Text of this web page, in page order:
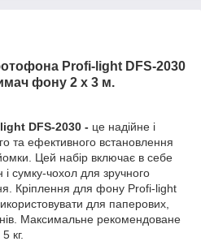
Profi-light DFS-2030
фону 2 х 3 м.
DFS-2030 - це надійне і
та ефективного встановлення
Цей набір включає в себе
сумку-чохол для зручного
Кріплення для фону Profi-light
для паперових,
Максимальне рекомендоване
кг.